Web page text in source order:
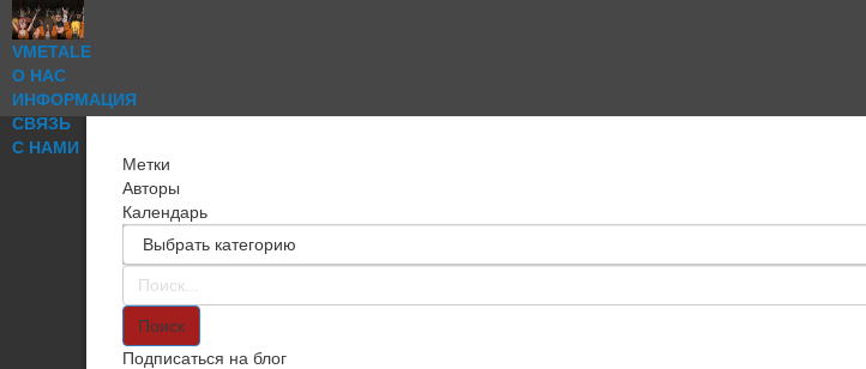
VMETALE
О НАС
ИНФОРМАЦИЯ
СВЯЗЬ
С НАМИ
Метки
Авторы
Календарь
Поиск
Подписаться на блог